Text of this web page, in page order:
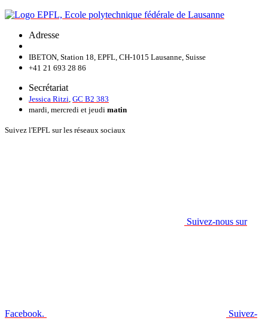
Adresse
IBETON, Station 18, EPFL, CH-1015 Lausanne, Suisse
+41 21 693 28 86
Secrétariat
Jessica Ritzi, GC B2 383
mardi, mercredi et jeudi matin
Suivez l'EPFL sur les réseaux sociaux
Suivez-nous sur
Facebook. Suivez-